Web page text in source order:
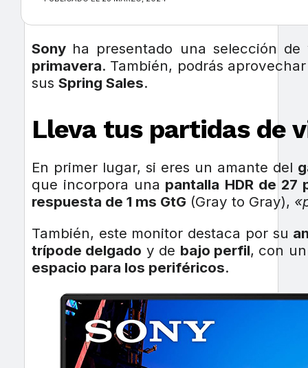
Sony ha presentado una selección
primavera. También, podrás
sus Spring Sales.
Lleva tus partidas de
En primer lugar, si eres un amante del
que incorpora una pantalla HDR de 27
respuesta de 1 ms GtG (Gray to Gray),
También, este monitor destaca por su
trípode delgado y de bajo perfil, con
espacio para los periféricos.